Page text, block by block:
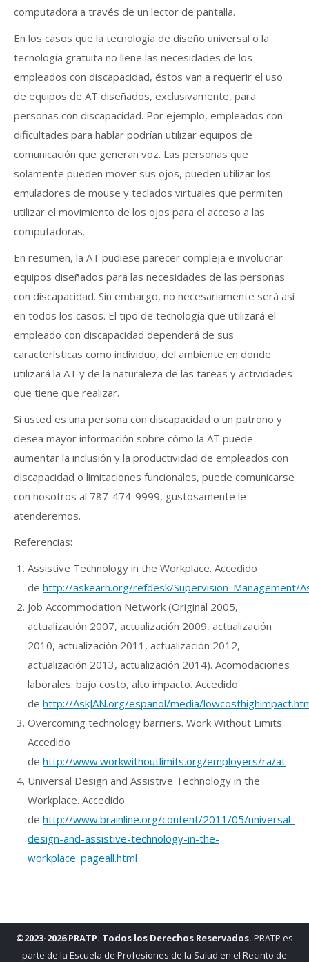
computadora a través de un lector de pantalla.
En los casos que la tecnología de diseño universal o la
tecnología gratuita no llene las necesidades de los
empleados con discapacidad, éstos van a requerir el uso
de equipos de AT diseñados, exclusivamente, para
personas con discapacidad. Por ejemplo, empleados con
dificultades para hablar podrían utilizar equipos de
comunicación que generan voz. Las personas que
solamente pueden mover sus ojos, pueden utilizar los
emuladores de mouse y teclados virtuales que permiten
utilizar el movimiento de los ojos para el acceso a las
computadoras.
En resumen, la AT pudiese parecer compleja e involucrar
equipos diseñados para las necesidades de las personas
con discapacidad. Sin embargo, no necesariamente será así
en todos los casos. El tipo de tecnología que utilizará el
empleado con discapacidad dependerá de sus
características como individuo, del ambiente en donde
utilizará la AT y de la naturaleza de las tareas y actividades
que tiene que realizar.
Si usted es una persona con discapacidad o un patrono y
desea mayor información sobre cómo la AT puede
aumentar la inclusión y la productividad de empleados con
discapacidad o limitaciones funcionales, puede comunicarse
con nosotros al 787-474-9999, gustosamente le
atenderemos.
Referencias:
Assistive Technology in the Workplace. Accedido
de http://askearn.org/refdesk/Supervision_Management/
Job Accommodation Network (Original 2005,
actualización 2007, actualización 2009, actualización
2010, actualización 2011, actualización 2012,
actualización 2013, actualización 2014). Acomodaciones
laborales: bajo costo, alto impacto. Accedido
de http://AskJAN.org/espanol/media/
Overcoming technology barriers. Work Without Limits.
Accedido
de http://www.workwithoutlimits.org/employers/ra/at
Universal Design and Assistive Technology in the
Workplace. Accedido
de http://www.brainline.org/content/2011/05/universal-
design-and-assistive-technology-in-the-
workplace_pageall.html
©2023-2026 PRATP. Todos los Derechos Reservados. PRATP es
parte de la Escuela de Profesiones de la Salud en el Recinto de